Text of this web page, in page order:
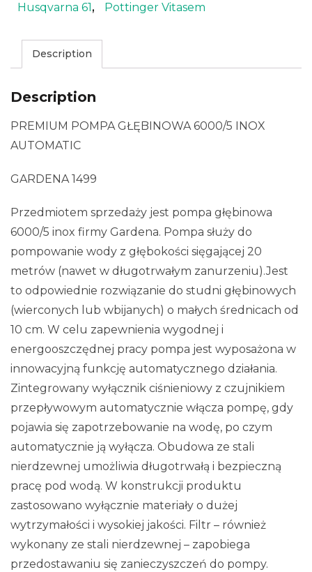
Husqvarna 61, Pottinger Vitasem
Description
Description
PREMIUM POMPA GŁĘBINOWA 6000/5 INOX
AUTOMATIC
GARDENA 1499
Przedmiotem sprzedaży jest pompa głębinowa
6000/5 inox firmy Gardena. Pompa służy do
pompowanie wody z głębokości sięgającej 20
metrów (nawet w długotrwałym zanurzeniu).Jest
to odpowiednie rozwiązanie do studni głębinowych
(wierconych lub wbijanych) o małych średnicach od
10 cm. W celu zapewnienia wygodnej i
energooszczędnej pracy pompa jest wyposażona w
innowacyjną funkcję automatycznego działania.
Zintegrowany wyłącznik ciśnieniowy z czujnikiem
przepływowym automatycznie włącza pompę, gdy
pojawia się zapotrzebowanie na wodę, po czym
automatycznie ją wyłącza. Obudowa ze stali
nierdzewnej umożliwia długotrwałą i bezpieczną
pracę pod wodą. W konstrukcji produktu
zastosowano wyłącznie materiały o dużej
wytrzymałości i wysokiej jakości. Filtr – również
wykonany ze stali nierdzewnej – zapobiega
przedostawaniu się zanieczyszczeń do pompy.